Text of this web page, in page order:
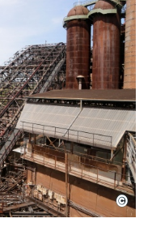
Hütte mit
Hütte | Karl
©